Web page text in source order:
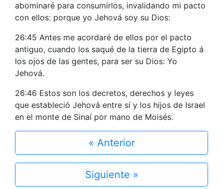
abominaré para consumirlos, invalidando mi pacto
con ellos: porque yo Jehová soy su Dios:
26:45 Antes me acordaré de ellos por el pacto
antiguo, cuando los saqué de la tierra de Egipto á
los ojos de las gentes, para ser su Dios: Yo
Jehová.
26:46 Estos son los decretos, derechos y leyes
que estableció Jehová entre sí y los hijos de Israel
en el monte de Sinaí por mano de Moisés.
« Anterior
Siguiente »